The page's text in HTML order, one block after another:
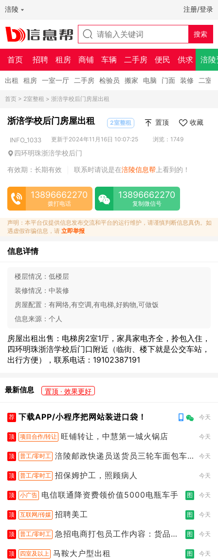
涪陵 注册/登录
首页 招聘 租房 商铺 车辆 二手房 便民 供求 涪陵
出租 租房 一室一厅 二手房 检验员 搬家 电脑 门面 装修 二室
首页 > 2室整租 > 浙涪学校后门房屋出租
浙涪学校后门房屋出租 2室整租 置顶 收藏
INFO_1033 更新于2024年11月16日 10:07:25 浏览：1749
四环明珠浙涪学校后门
有效期：长期有效
联系时请说是在涪陵信息帮 上看到的！
13896662270
拨打电话
13896662270
复制微信号
声明：本平台仅提供信息发布交流和平台的运行维护，请谨慎判断信息真伪。如
遇虚假诈骗信息，请 立即举报
信息详情
楼层情况： 低楼层
装修情况： 中装修
房屋配置： 有网络,有空调,有电梯,好购物,可做饭
信息来源： 个人
房屋出租出售：电梯房2室1厅，家具家电齐全，拎包入住，
四环明珠浙涪学校后门口附近（临街、楼下就是公交车站，
出行方便），联系电话：19102387191
最新信息 置顶 · 效果更好
荐 下载APP/小程序把网站装进口袋！ 今天
顶 项目合作/转让 旺铺转让，中慧第一城火锅店 今天
顶 普工/零时工 涪陵邮政快递员送货员三轮车面包车
今天
顶 普工/零时工 招保姆护工，照顾病人 今天
顶 小广告 电信联通降资费领价值5000电瓶车手 图 今天
顶 互联网/传媒 招聘美工 图 今天
顶 普工/零时工 急招电商打包员工作内容：货品分
图 今天
顶 四室及以上 马鞍大户型出租 图 今天